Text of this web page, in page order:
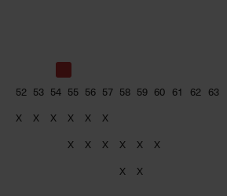
52 53 54 55 56 57 58 59 60 61 62 63
X X X X X
X
X X X X X
X
X X